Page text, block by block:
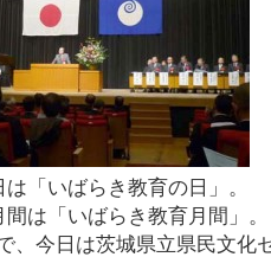
「いばらき教育の日」。
は「いばらき教育月間」。
、今日は茨城県立県民文化